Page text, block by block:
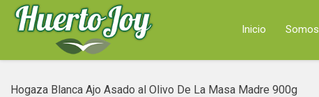
Inicio Somos
Hogaza Blanca Ajo Asado al Olivo De La Masa Madre 900g